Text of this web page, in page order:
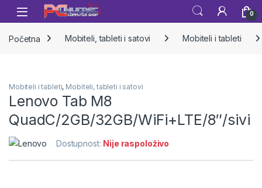
Skip to navigation
Skip to content
Open 0
Početna Mobiteli, tableti i satovi Mobiteli i tableti
Mobiteli i tableti, Mobiteli, tableti i satovi
Lenovo Tab M8
QuadC/2GB/32GB/WiFi+LTE/8″/sivi
Dostupnost: Nije raspoloživo